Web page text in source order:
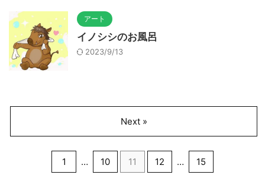
アート
イノシシのお風呂
2023/9/13
1 … 10 11 12 … 15
Next »